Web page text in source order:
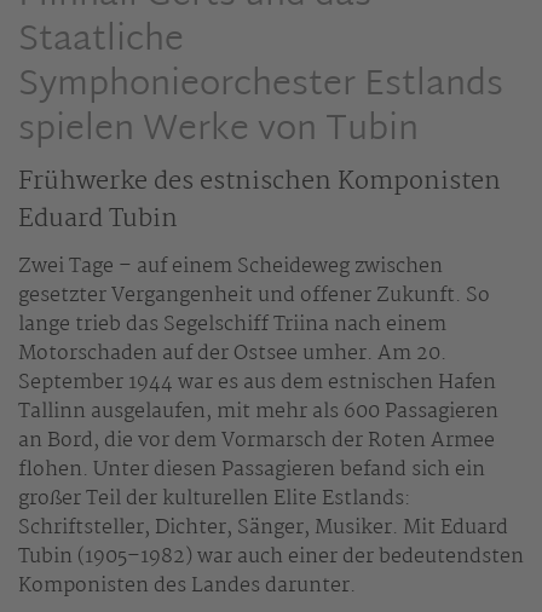
Staatliche
Symphonieorchester Estlands
spielen Werke von Tubin
Frühwerke des estnischen Komponisten
Eduard Tubin
Zwei Tage – auf einem Scheideweg zwischen
gesetzter Vergangenheit und offener Zukunft. So
lange trieb das Segelschiff Triina nach einem
Motorschaden auf der Ostsee umher. Am 20.
September 1944 war es aus dem estnischen Hafen
Tallinn ausgelaufen, mit mehr als 600 Passagieren
an Bord, die vor dem Vormarsch der Roten Armee
flohen. Unter diesen Passagieren befand sich ein
großer Teil der kulturellen Elite Estlands:
Schriftsteller, Dichter, Sänger, Musiker. Mit Eduard
Tubin (1905–1982) war auch einer der bedeutendsten
Komponisten des Landes darunter.